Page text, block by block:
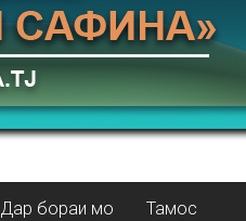
Дар бораи мо Тамос